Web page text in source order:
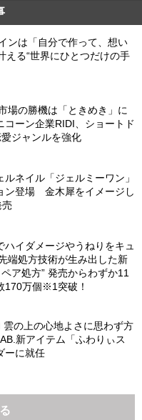
ンは「自分で作って、想い
える“世界にひとつだけの手
場の勝機は「ときめき」に
ーン企業RIDI、ショートド
ジャンルを強化
ネイル「ジェルミーワン」
ン登場 金木犀をイメージし
ハイダメージやうねりをキュ
端処方技術が生み出した新
ア処方” 発売からわずか11
170万個※1突破！
の上の心地よさに思わず方
新アイテム「ふわりぃス
ーに就任